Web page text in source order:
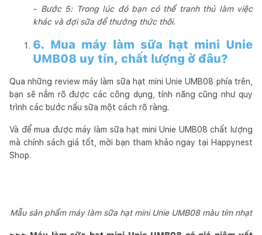
- Bước 5: Trong lúc đó bạn có thể tranh thủ làm việc
khác và đợi sữa để thưởng thức thôi.
6. Mua máy làm sữa hạt mini Unie
UMB08 uy tín, chất lượng ở đâu?
Qua những review máy làm sữa hạt mini Unie UMB08 phía trên,
bạn sẽ nắm rõ được các công dụng, tính năng cũng như quy
trình các bước nấu sữa một cách rõ ràng.
Và để mua được máy làm sữa hạt mini Unie UMB08 chất lượng
mà chính sách giá tốt, mời bạn tham khảo ngay tại Happynest
Shop.
Mẫu sản phẩm máy làm sữa hạt mini Unie UMB08 màu tím nhạt